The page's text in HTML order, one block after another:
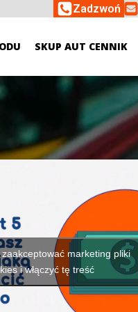
Zadzwoń
SKUP AUT CENNIK
marketing pliki
i włączyć tę treść